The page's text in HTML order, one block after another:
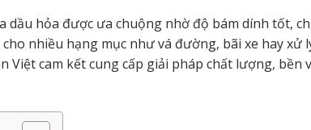
hỏa được ưa chuộng nhờ độ bám dính tốt,
nhiều hạng mục như vá đường, bãi xe hay xử
Việt cam kết cung cấp giải pháp chất lượng, bền